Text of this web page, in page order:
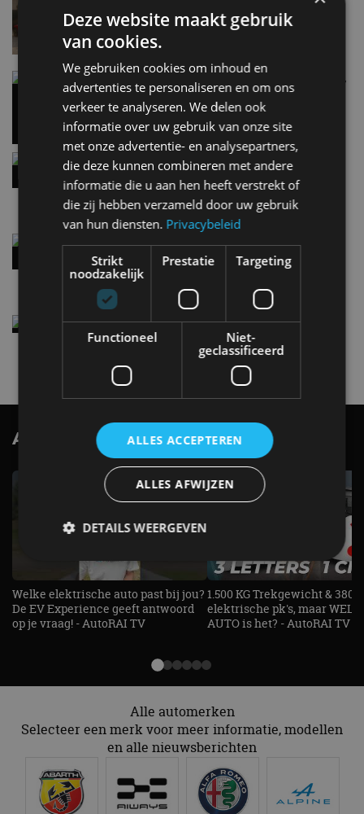
speciale editie
6 aug
Carbon fibre op je laadkabel: nergens voor nodig,
en precies daarom geweldig
5 aug
Hennessey Blackbird krijgt atmosferische V8 en
handbak: soms is eenvoud leuker
5 aug
per 100 kilometer
4 aug
Elektrische Geely E2 (tijdelijk) net zo goedkoop
als een Renault Twingo
AutoRAI.nl TV SUBSCRIBE
Welke elektrische auto past bij jou?
De EV Experience geeft antwoord
op je vraag! - AutoRAI TV
1.500 KG Trekgewicht & 380
elektrische pk's, maar
AUTO is het? - AutoRAI TV
Alle automerken
Selecteer een merk voor meer informatie, modellen
en alle nieuwsberichten
Deze website maakt gebruik
van cookies.
We gebruiken cookies om inhoud en
advertenties te personaliseren en om ons
verkeer te analyseren. We delen ook
informatie over uw gebruik van onze site
met onze advertentie- en analysepartners,
die deze kunnen combineren met andere
informatie die u aan hen heeft verstrekt of
die zij hebben verzameld door uw gebruik
van hun diensten. Privacybeleid
Strikt
noodzakelijk
Prestatie Targeting
Functioneel
Niet-
geclassificeerd
ALLES ACCEPTEREN
ALLES AFWIJZEN
DETAILS WEERGEVEN
Strikt noodzakelijk Prestatie
Targeting
Functioneel
Niet-geclassificeerd
kernfunctionaliteiten van de website mogelijk, zoals
gebruikersaanmelding en accountbeheer. De
website kan niet goed worden gebruikt zonder de
Naam
Aanbieder
/
Domein
Vervaldatum
.autorai.nl
te